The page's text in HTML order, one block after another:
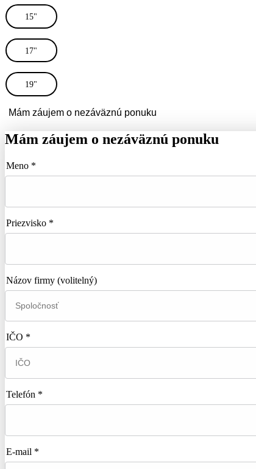
15"
17"
19"
Mám záujem o nezáväznú ponuku
Mám záujem o nezáväznú ponuku
Meno *
Priezvisko *
Názov firmy (volitelný)
IČO *
Telefón *
E-mail *